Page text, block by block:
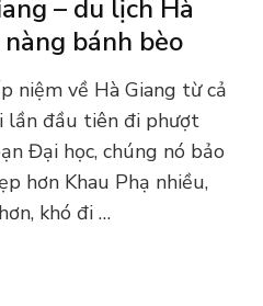
– du lịch Hà
bánh bèo
niệm về Hà Giang từ cả
lần đầu tiên đi phượt
Đại học, chúng nó bảo
hơn Khau Phạ nhiều,
khó đi …